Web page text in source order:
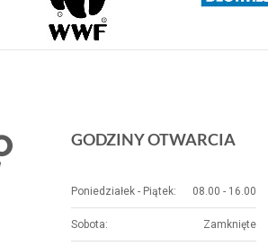
GODZINY OTWARCIA
Poniedziałek - Piątek: 08.00 - 16.00
Sobota: Zamknięte